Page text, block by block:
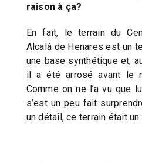
raison à ça?
En fait, le terrain du
Alcalá de Henares est un
une base synthétique et,
il a été arrosé avant le
Comme on ne l’a vu que
s’est un peu fait
un détail, ce terrain était un